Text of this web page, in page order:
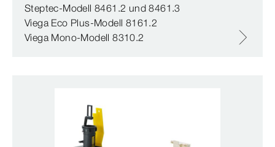
Steptec-Modell 8461.2 und 8461.3
Viega Eco Plus-Modell 8161.2
Viega Mono-Modell 8310.2